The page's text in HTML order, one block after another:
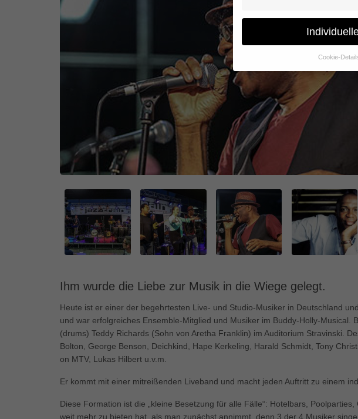
Ihm wurde die Liebe zur Musik in die Wiege gelegt.
Heute ist er einer der begehrtesten Live- und Studio-Musiker in Deutschland
und war erfolgreiches Ensemble-Mitglied und Musiker im Buddy-Holly-Musical.
(drums) Teddy Richards (Sohn von Aretha Franklin) im Auditorium Stravinski.
Bolton, George Benson, Deichkind, Hape Kerkeling, Harald Schmidt, Tony
on MTV, Lukas Hilbert u.v.m.
Er kommt mit einer mitreißenden Liveband und macht jeden Auftritt zu einem
Diese Formation ist die „kleine Besetzung für alle Fälle“: Hotelbars,
weit mehr zu bieten hat, als man zunächst annimmt, denn 3 der 4 Musiker
Cookie-
Wenn Sie unter 16 Jahre alt
geben möchten, müssen Sie
Wir verwenden Cookies und
von ihnen sind essenziell,
Erfahrung zu verbessern.
(z. B. IP-Adressen), z. B. für
und Inhaltsmessung.
Weitere
finden Sie in unserer
Einwilligung zu ganzen
anzeigen lassen und so nur
Alle akzeptieren
Datenschutzeinstellungen
Essenzielle Cookies ermöglichen
Funktion der Website erforderlich.
Marketing (1)
Externe Medien (5)